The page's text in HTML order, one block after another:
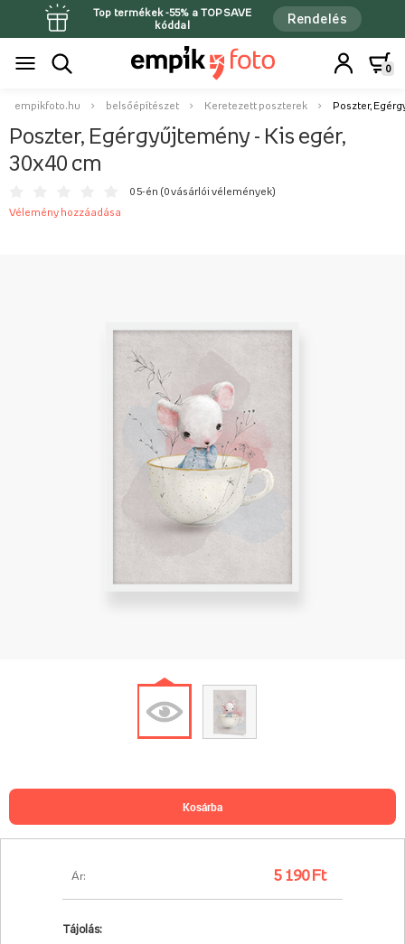
Top termékek -55% a TOPSAVE
kóddal
Rendelés
0
empikfoto.hu belsőépítészet Keretezett poszterek Poszter,
Poszter, Egérgyűjtemény - Kis egér,
30x40 cm
0 5-én (0 vásárlói vélemények)
Vélemény hozzáadása
Ár: 5 190 Ft
Tájolás:
kosárba